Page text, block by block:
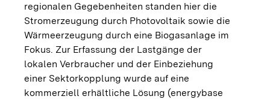
regionalen Gegebenheiten standen hier die
Stromerzeugung durch Photovoltaik sowie die
Wärmeerzeugung durch eine Biogasanlage im
Fokus. Zur Erfassung der Lastgänge der
lokalen Verbraucher und der Einbeziehung
einer Sektorkopplung wurde auf eine
kommerziell erhältliche Lösung (energybase